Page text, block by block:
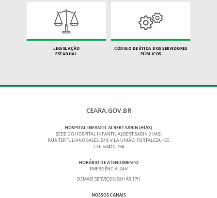
LEGISLAÇÃO
ESTADUAL
CÓDIGO DE ÉTICA DOS SERVIDORES
PÚBLICOS
CEARA.GOV.BR
HOSPITAL INFANTIL ALBERT SABIN (HIAS)
SEDE DO HOSPITAL INFANTIL ALBERT SABIN (HIAS)
RUA TERTULIANO SALES, 544, VILA UNIÃO, FORTALEZA - CE
CEP: 60410-794
HORÁRIO DE ATENDIMENTO
EMERGÊNCIA: 24H
DEMAIS SERVIÇOS: 08H ÀS 17H
NOSSOS CANAIS